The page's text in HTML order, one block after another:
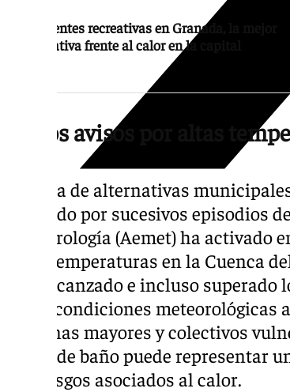
Las fuentes recreativas en Granada, la mejor
alternativa frente al calor en la capital
Varios avisos por altas
La falta de alternativas
marcado por sucesivos episodios
Meteorología (Aemet) ha activado
altas temperaturas en la Cuenca
han alcanzado e incluso
Estas condiciones
personas mayores y colectivos
zonas de baño puede
los riesgos asociados al calor.